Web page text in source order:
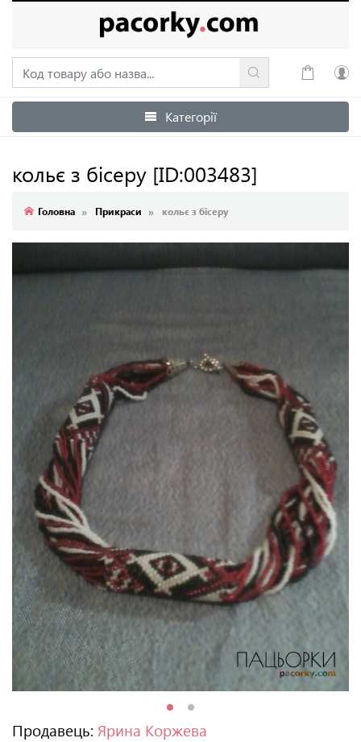
Увійти
Категорії
кольє з бісеру [ID:003483]
Головна Прикраси кольє з бісеру
Продавець: Ярина Коржева